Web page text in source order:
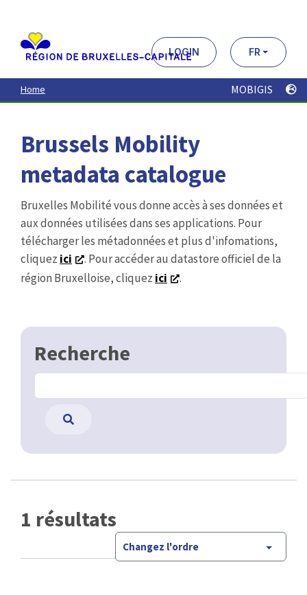
contenu
principal
LOGIN FR
Home MOBIGIS
Brussels Mobility
metadata catalogue
Bruxelles Mobilité vous donne accès à ses données et
aux données utilisées dans ses applications. Pour
télécharger les métadonnées et plus d'infomations,
cliquez ici
. Pour accéder au datastore officiel de la
région Bruxelloise, cliquez ici .
Recherche
1 résultats
Changez l'ordre